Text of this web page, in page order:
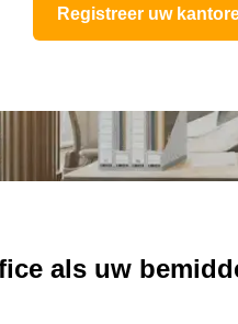
Registreer uw
als uw